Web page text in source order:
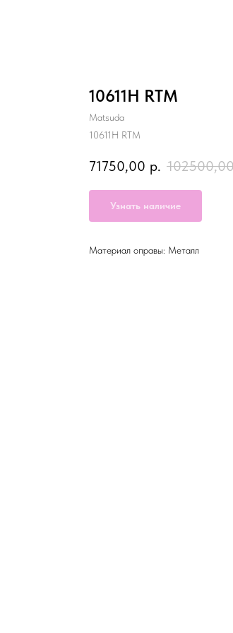
10611H RTM
Matsuda
10611H RTM
71750,00 р.
Узнать наличие
Материал оправы: Металл